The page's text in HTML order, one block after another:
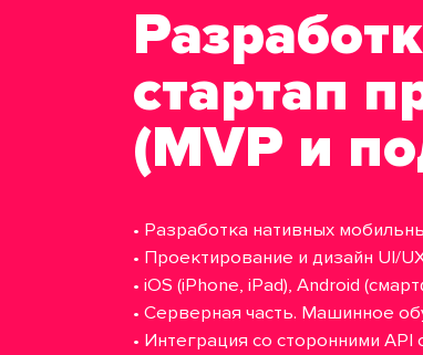
стартап
(MVP и
• Разработка нативных
• Проектирование и дизайн UI/
• iOS (iPhone, iPad), Android
• Серверная часть. Машинное
• Интеграция со сторонними API